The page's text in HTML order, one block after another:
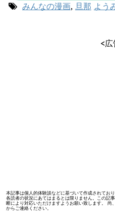
みんなの漫画, 旦那 よう
<広
本記事は個人的体験談などに基づいて作成されてお
各読者の状況にあてはまるとは限りません。この記
断により対応いただけますようお願い致します。 尚
からご連絡ください。